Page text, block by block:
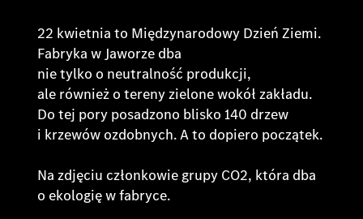
22 kwietnia to Międzynarodowy Dzień Ziemi.
Fabryka w Jaworze dba
nie tylko o neutralność produkcji,
ale również o tereny zielone wokół zakładu.
Do tej pory posadzono blisko 140 drzew
i krzewów ozdobnych. A to dopiero początek.
Na zdjęciu członkowie grupy CO2, która dba
o ekologię w fabryce.